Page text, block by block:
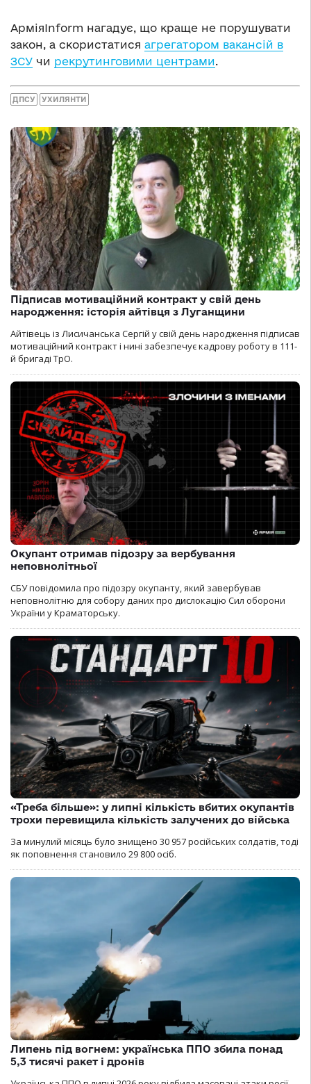
АрміяInform нагадує, що краще не порушувати
закон, а скористатися агрегатором вакансій в
ЗСУ чи рекрутинговими центрами.
ДПСУ УХИЛЯНТИ
Підписав мотиваційний контракт у свій день
народження: історія айтівця з Луганщини
Айтівець із Лисичанська Сергій у свій день народження підписав
мотиваційний контракт і нині забезпечує кадрову роботу в 111-
й бригаді ТрО.
Окупант отримав підозру за вербування
неповнолітньої
СБУ повідомила про підозру окупанту, який завербував
неповнолітню для собору даних про дислокацію Сил оборони
України у Краматорську.
«Треба більше»: у липні кількість вбитих окупантів
трохи перевищила кількість залучених до війська
За минулий місяць було знищено 30 957 російських солдатів, тоді
як поповнення становило 29 800 осіб.
Липень під вогнем: українська ППО збила понад
5,3 тисячі ракет і дронів